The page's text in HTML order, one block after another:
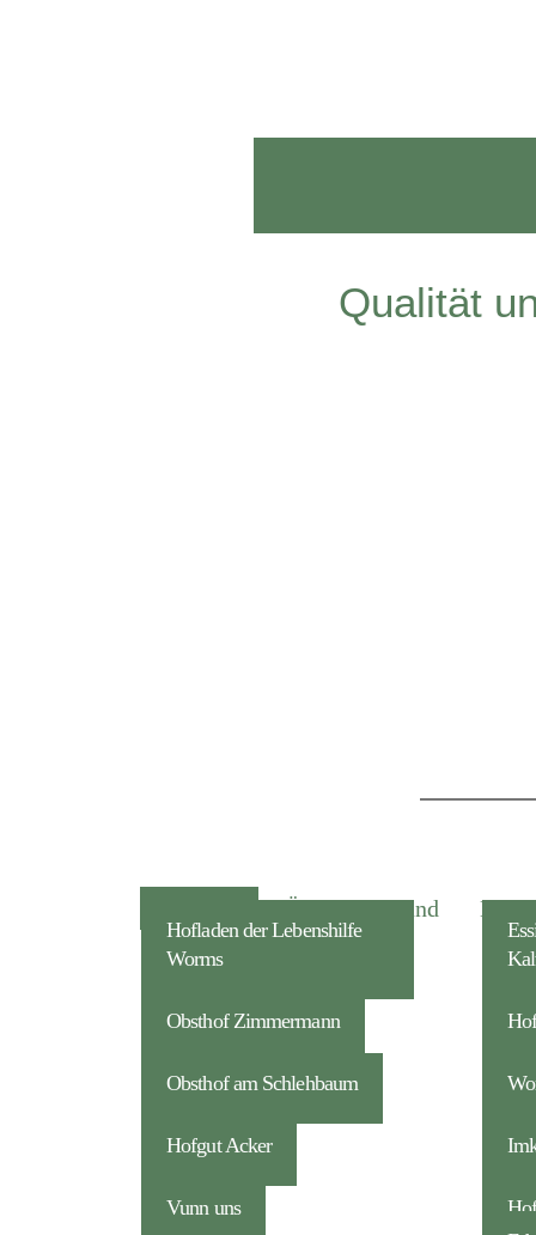
Qualität
Äpfel Brand Eier
Hofladen der Lebenshilfe
Worms
Obsthof ­Zimmermann
Obsthof am Schlehbaum
Hofgut Acker
Vunn uns